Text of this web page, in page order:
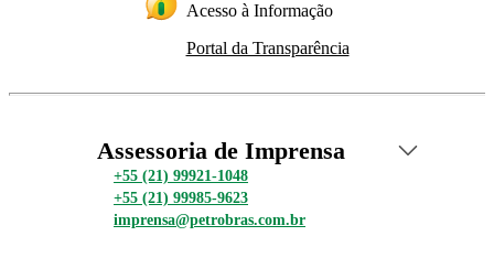
Acesso à Informação
Portal da Transparência
Assessoria de Imprensa
+55 (21) 99921-1048
+55 (21) 99985-9623
imprensa@petrobras.com.br